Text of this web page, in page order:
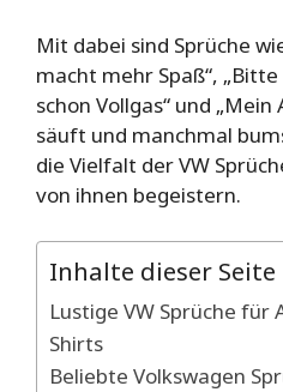
Mit dabei sind Sprüche
macht mehr Spaß“,
schon Vollgas“ und
säuft und manchmal
die Vielfalt der VW
von ihnen begeistern.
Inhalte dieser Seite
Lustige VW Sprüche für
Shirts
Beliebte Volkswagen